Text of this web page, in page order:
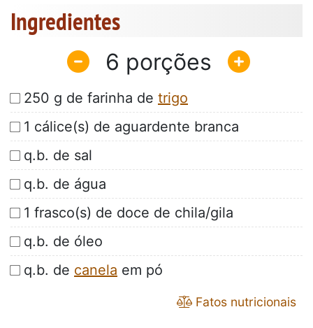
Ingredientes
6
250 g de farinha de trigo
1 cálice(s) de aguardente branca
q.b. de sal
q.b. de água
1 frasco(s) de doce de chila/gila
q.b. de óleo
q.b. de canela em pó
Fatos nutricionais